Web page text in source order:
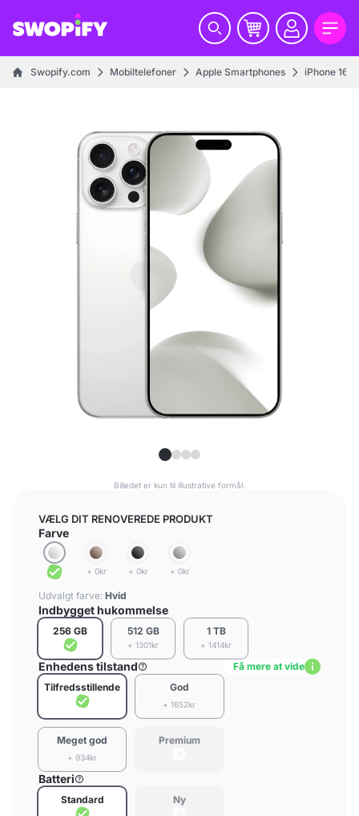
Swopify.com Mobiltelefoner Apple Smartphones iPhone 16
Billedet er kun til illustrative formål.
VÆLG DIT RENOVEREDE PRODUKT
Farve
+ 0kr + 0kr + 0kr
Udvalgt farve: Hvid
Indbygget hukommelse
256 GB 512 GB
+ 1301kr
1 TB
+ 1414kr
Enhedens tilstand
Få mere at vide
Tilfredsstillende
God
+ 1652kr
Meget god
+ 934kr
Premium
Batteri
Standard Ny